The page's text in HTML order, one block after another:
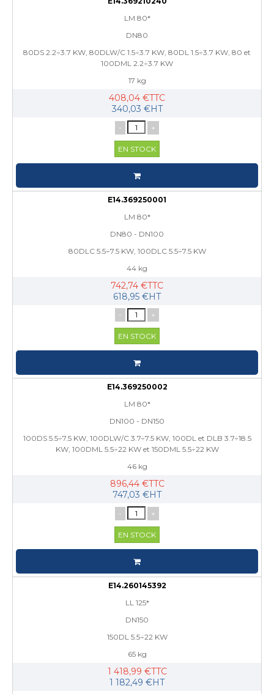
LM 80*
DN80
80DS 2.2÷3.7 KW, 80DLW/C 1.5÷3.7 KW, 80DL 1.5÷3.7 KW, 80 et
100DML 2.2÷3.7 KW
17 kg
408,04 €TTC
340,03 €HT
- +
EN STOCK
E14.369250001
LM 80*
DN80 - DN100
80DLC 5.5÷7.5 KW, 100DLC 5.5÷7.5 KW
44 kg
742,74 €TTC
618,95 €HT
- +
EN STOCK
E14.369250002
LM 80*
DN100 - DN150
100DS 5.5÷7.5 KW, 100DLW/C 3.7÷7.5 KW, 100DL et DLB 3.7÷18.5
KW, 100DML 5.5÷22 KW et 150DML 5.5÷22 KW
46 kg
896,44 €TTC
747,03 €HT
- +
EN STOCK
E14.260145392
LL 125*
DN150
150DL 5.5÷22 KW
65 kg
1 418,99 €TTC
1 182,49 €HT